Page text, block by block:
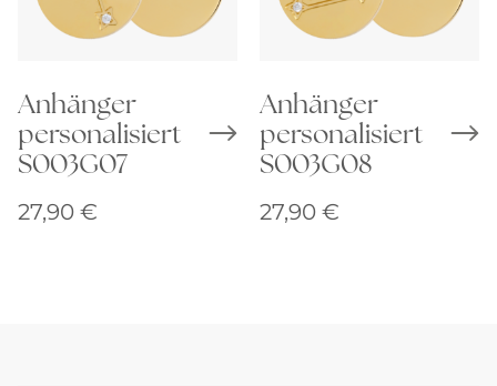
Anhänger
personalisiert
S003G07
27,90 €
Anhänger
personalisiert
S003G08
27,90 €